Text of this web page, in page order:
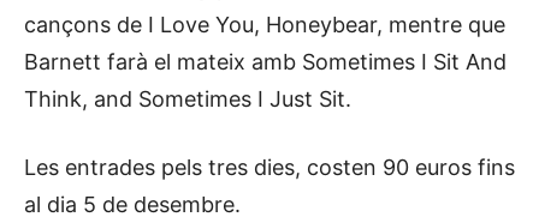
cançons de I Love You, Honeybear, mentre que
Barnett farà el mateix amb Sometimes I Sit And
Think, and Sometimes I Just Sit.
Les entrades pels tres dies, costen 90 euros fins
al dia 5 de desembre.